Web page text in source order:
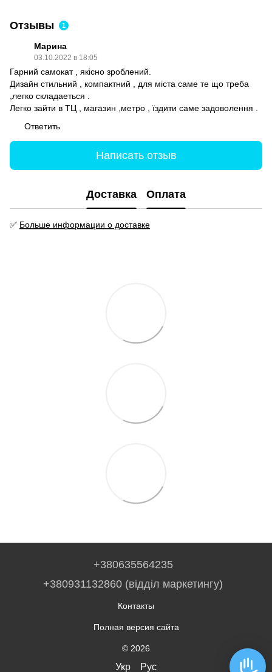
Отзывы 1
Марина
03.10.2022 в 18:05
Гарний самокат , якісно зроблений.
Дизайн стильний , компактний , для міста саме те що треба
,легко складаеться .
Легко зайти в ТЦ , магазин ,метро , їздити саме задоволення .
Ответить
Написать отзыв
Доставка Оплата
✅ Больше информации о доставке
+380635564235
+380931132860 (відділ маркетингу)
Контакты
Полная версия сайта
© 2026
Укр Рус